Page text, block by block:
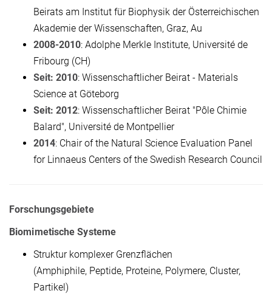
Beirats am Institut für Biophysik der Österreichischen
Akademie der Wissenschaften, Graz, Au
2008-2010: Adolphe Merkle Institute, Université de
Fribourg (CH)
Seit: 2010: Wissenschaftlicher Beirat - Materials
Science at Göteborg
Seit: 2012: Wissenschaftlicher Beirat "Pôle Chimie
Balard", Université de Montpellier
2014: Chair of the Natural Science Evaluation Panel
for Linnaeus Centers of the Swedish Research Council
Forschungsgebiete
Biomimetische Systeme
Struktur komplexer Grenzflächen
(Amphiphile, Peptide, Proteine, Polymere, Cluster,
Partikel)